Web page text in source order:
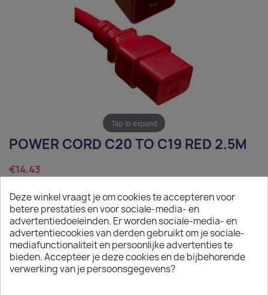
Tap to expand
POWER CORD C20 TO C19 RED 2.5M
€14.43
Tax excluded
Power Cord C20 to C19 red 2.5m
Quantity
 ADD TO CART
Deze winkel vraagt je om cookies te accepteren voor
betere prestaties en voor sociale-media- en
advertentiedoeleinden. Er worden sociale-media- en
advertentiecookies van derden gebruikt om je sociale-
mediafunctionaliteit en persoonlijke advertenties te
bieden. Accepteer je deze cookies en de bijbehorende
verwerking van je persoonsgegevens?